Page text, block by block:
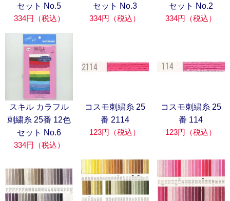
セット No.5
334円（税込）
セット No.3
334円（税込）
セット No.2
334円（税込）
スキル カラフル
刺繍糸 25番 12色
セット No.6
334円（税込）
コスモ刺繍糸 25
番 2114
123円（税込）
コスモ刺繍糸 25
番 114
123円（税込）